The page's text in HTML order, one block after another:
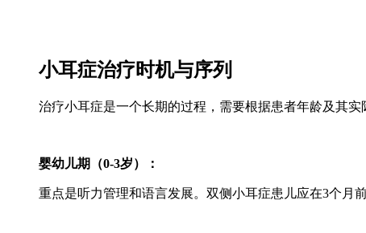
小耳症治疗时机与序列
治疗小耳症是一个长期的过程，需要根据患者年龄及其实
婴幼儿期（0-3岁）：
重点是听力管理和语言发展。双侧小耳症患儿应在3个月